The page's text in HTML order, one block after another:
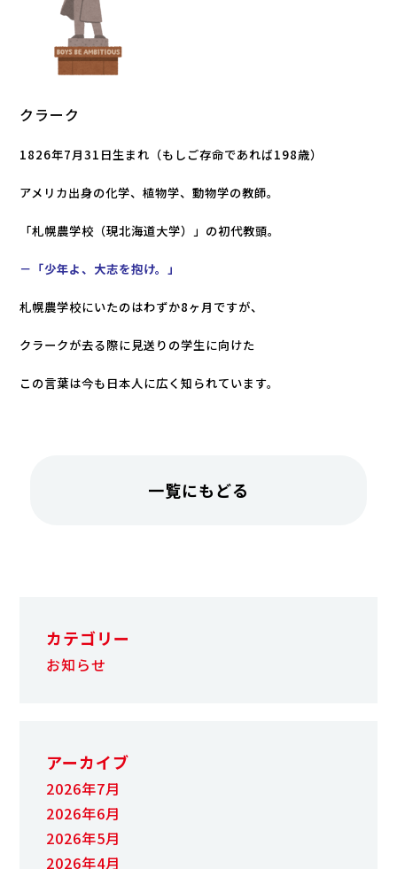
クラーク
1826年7月31日生まれ（もしご存命であれば198歳）
アメリカ出身の化学、植物学、動物学の教師。
「札幌農学校（現北海道大学）」の初代教頭。
－「少年よ、大志を抱け。」
札幌農学校にいたのはわずか8ヶ月 ですが、
クラークが去る際に見送りの学生に向けた
この言葉は今も日本人に広く知られています。
一覧にもどる
カテゴリー
お知らせ
アーカイブ
2026年7月
2026年6月
2026年5月
2026年4月